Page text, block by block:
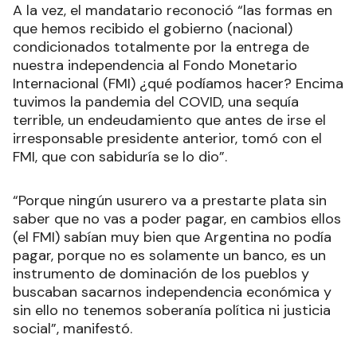
A la vez, el mandatario reconoció “las formas en
que hemos recibido el gobierno (nacional)
condicionados totalmente por la entrega de
nuestra independencia al Fondo Monetario
Internacional (FMI) ¿qué podíamos hacer? Encima
tuvimos la pandemia del COVID, una sequía
terrible, un endeudamiento que antes de irse el
irresponsable presidente anterior, tomó con el
FMI, que con sabiduría se lo dio”.
“Porque ningún usurero va a prestarte plata sin
saber que no vas a poder pagar, en cambios ellos
(el FMI) sabían muy bien que Argentina no podía
pagar, porque no es solamente un banco, es un
instrumento de dominación de los pueblos y
buscaban sacarnos independencia económica y
sin ello no tenemos soberanía política ni justicia
social”, manifestó.